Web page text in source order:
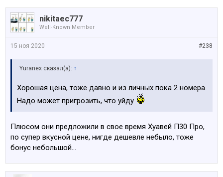
nikitaec777
Well-Known Member
#238
15 ноя 2020
Yuranex сказал(а): ↑
Хорошая цена, тоже давно и из личных пока 2 номера.
Надо может пригрозить, что уйду
Плюсом они предложили в свое время Хуавей П30 Про,
по супер вкусной цене, нигде дешевле небыло, тоже
бонус небольшой...